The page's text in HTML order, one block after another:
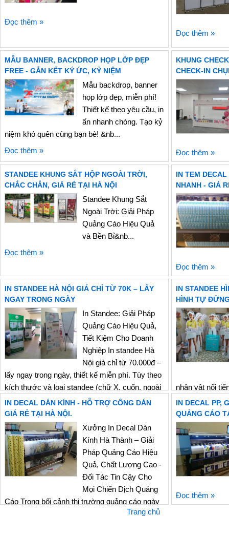
Đọc thêm »
Đọc thêm »
MẪU BANNER, BACKDROP HỌP LỚP ĐẸP
FREE - GẮN KẾT KÝ ỨC, KỶ NIỆM
Mẫu backdrop, banner
họp lớp đẹp, miễn phí!
Thiết kế theo yêu cầu, in
ấn nhanh chóng. Tạo kỷ
niệm khó quên cùng bạn bè! &nb...
Đọc thêm »
KHUNG
CHECK-IN
Đọc thêm »
STANDEE KHUNG SẮT HỘP NGOÀI TRỜI,
CHẮC CHẮN, GIÁ RẺ TẠI HÀ NỘI
Standee Khung Sắt
Ngoài Trời: Giải Pháp
Quảng Cáo Hiệu Quả
và Bền Bỉ&nb...
Đọc thêm »
IN TEM
NHANH - GIÁ
Đọc thêm »
IN STANDEE HÀ NỘI GIÁ CHỈ TỪ 70K – LẤY
NGAY TRONG NGÀY
In Standee: Giải Pháp
Quảng Cáo Hiệu Quả,
Tiết Kiệm Cho Doanh
Nghiệp In standee Hà
Nội giá chỉ từ 70.000đ –
lấy ngay trong ngày, thiết kế miễn phí. Tùy theo
kích thước và loại standee (chữ X, cuốn, ngoài
trời…), mức giá sẽ có sự khác nhau. 👉 Bạn
nên xem qua các loại standee phổ biến bên
dưới...
Đọc thêm »
IN STANDEE
HÌNH TỰ
nhân vật nổi
dày, Sản
tiết tạo thành
h...
Đọc thêm »
IN DECAL DÁN KÍNH - HỖ TRỢ CÔNG DÁN
GIÁ RẺ TẠI HÀ NỘI.
Xưởng In Decal Dán
Kính Hà Thành – Giải
Pháp Quảng Cáo Hiệu
Quả, Chất Lượng Cao -
Đối Tác Tin Cậy Cho
Mọi Chiến Dịch Quảng
Cáo Trong bối cảnh thị trường quảng cáo ngày
càng cạnh tranh, in decal dán kính đã trở thành
IN DECAL PP,
QUẢNG CÁO
Đọc thêm »
Trang chủ